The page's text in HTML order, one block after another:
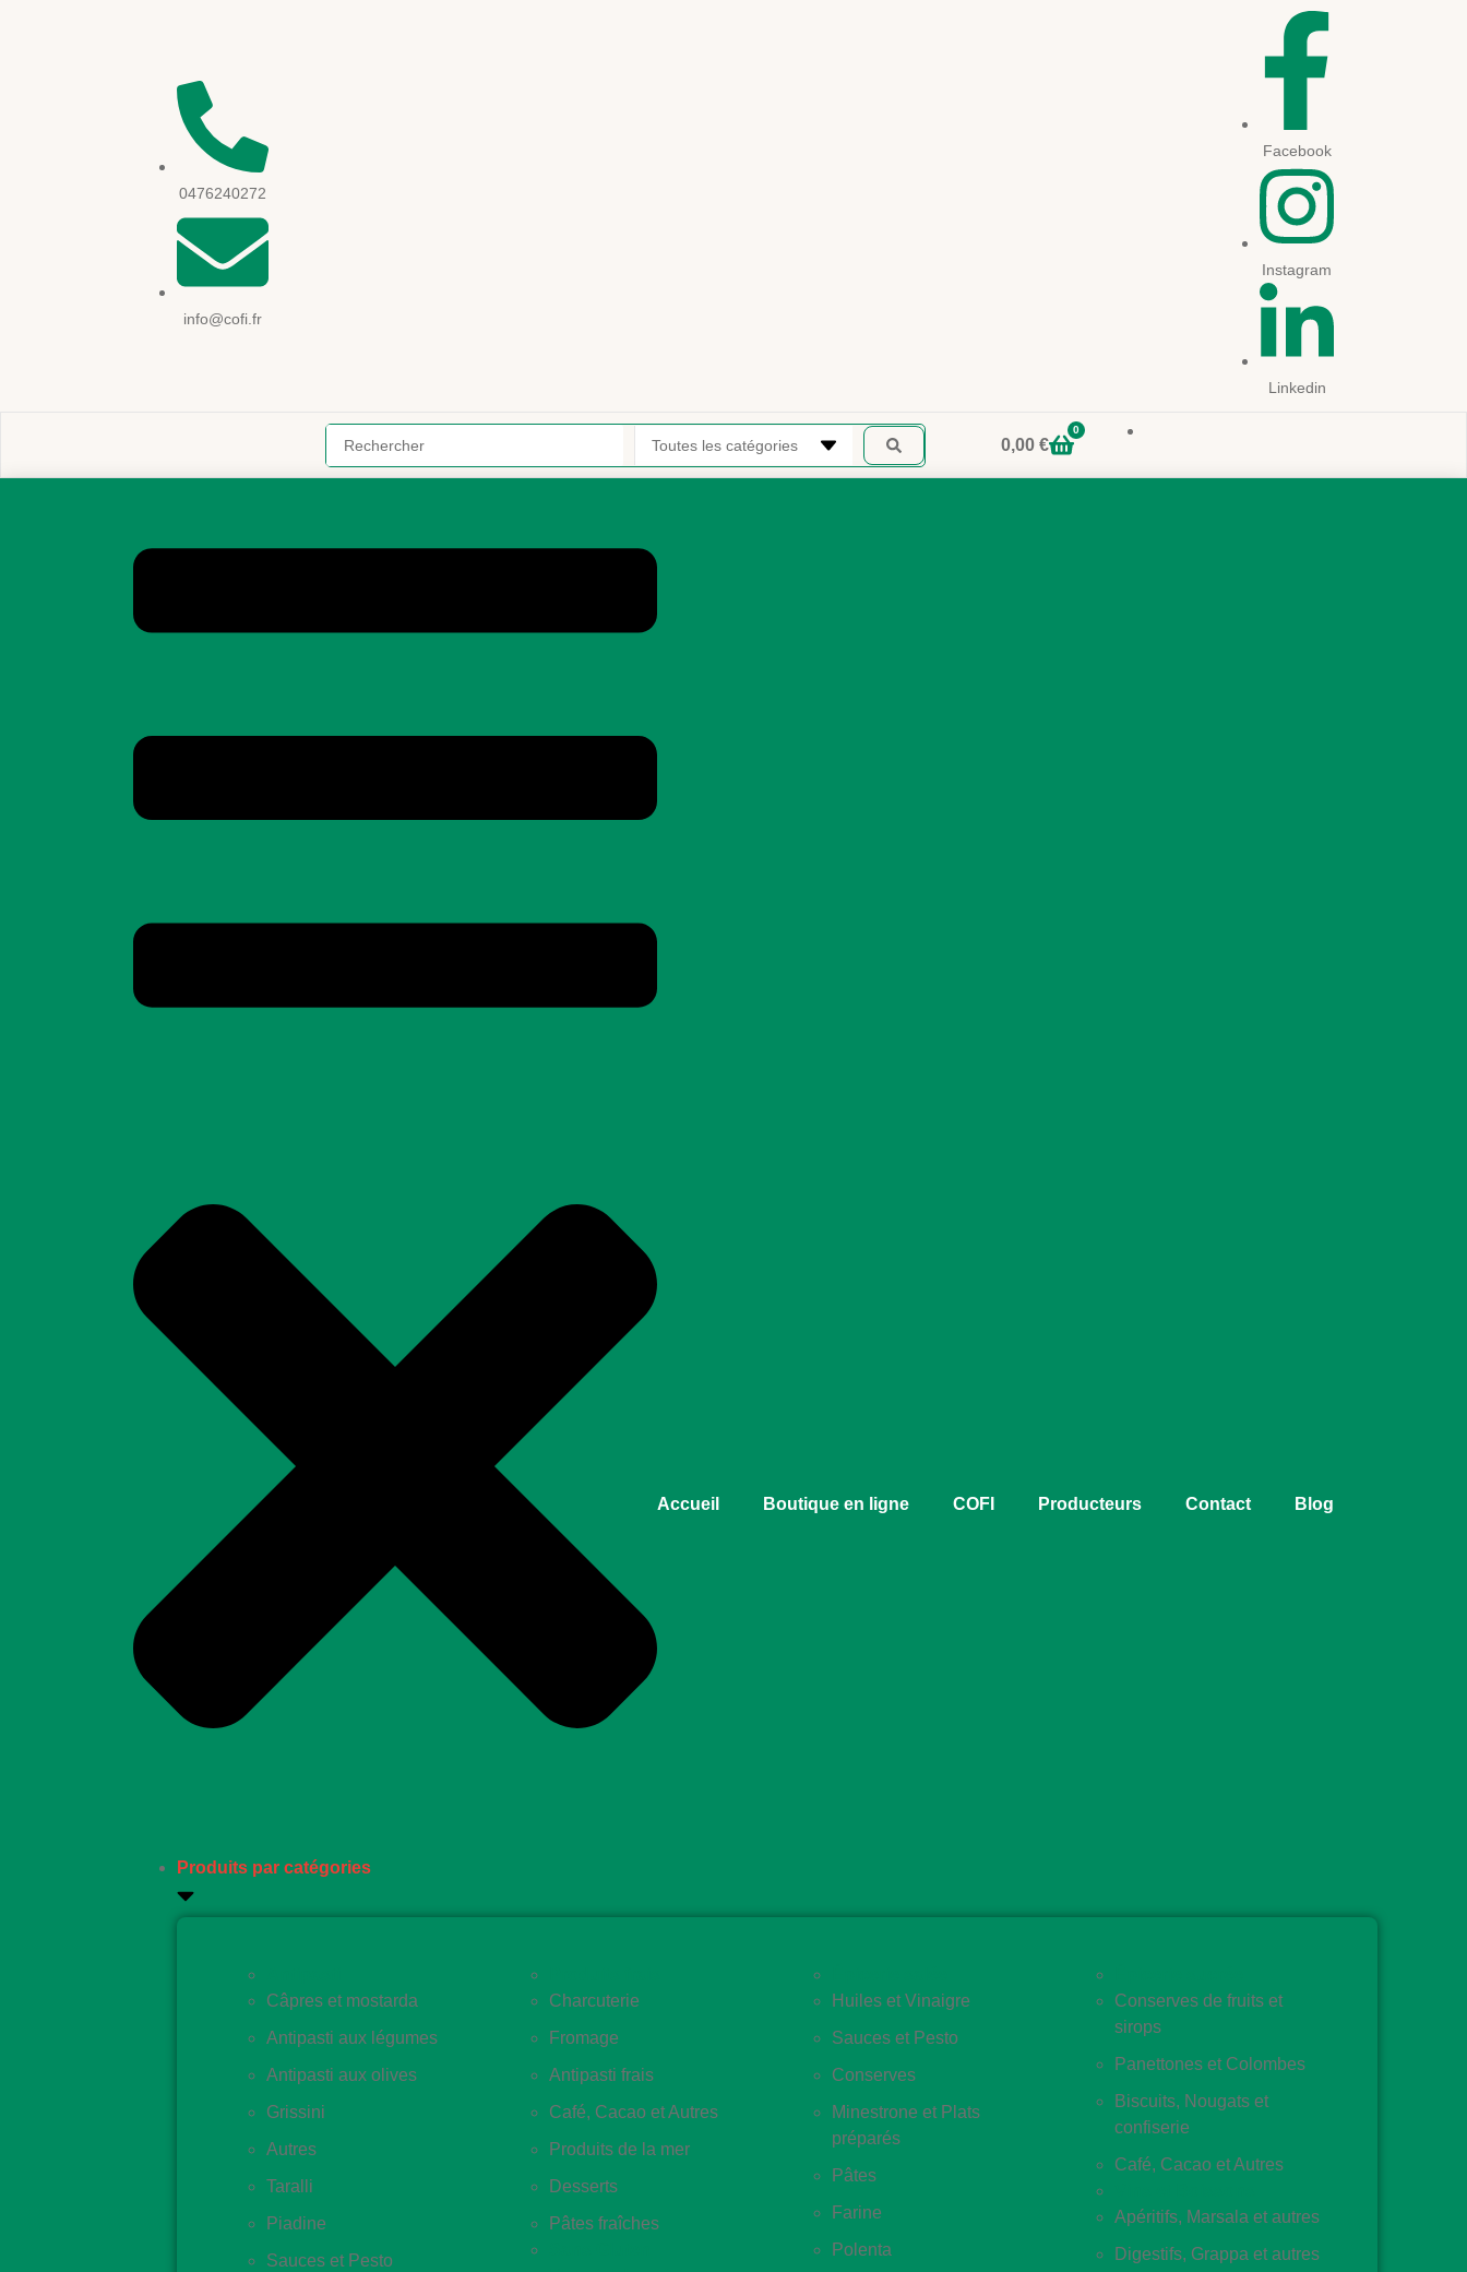
0476240272
info@cofi.fr
Facebook
Instagram
Linkedin
0,00 €
0
Produits par catégories
Câpres et mostarda
Antipasti aux légumes
Antipasti aux olives
Grissini
Autres
Taralli
Piadine
Sauces et Pesto
Charcuterie
Fromage
Antipasti frais
Café, Cacao et Autres
Produits de la mer
Desserts
Pâtes fraîches
Huiles et Vinaigre
Sauces et Pesto
Conserves
Minestrone et Plats
préparés
Pâtes
Farine
Polenta
Conserves de fruits et
sirops
Panettones et Colombes
Biscuits, Nougats et
confiserie
Café, Cacao et Autres
Apéritifs, Marsala et autres
Digestifs, Grappa et autres
Accueil Boutique en ligne COFI Producteurs Contact Blog